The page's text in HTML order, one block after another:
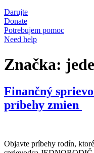
Darujte
Donate
Potrebujem pomoc
Need help
Značka:
Finančný
príbehy zmien
Objavte príbehy rodín,